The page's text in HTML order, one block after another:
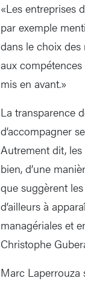
«Les entreprises
par exemple
dans le choix
aux
mis en avant.»
La transparence
d’accompagner
Autrement dit,
bien, d’une
que suggèrent
d’ailleurs à
managériales et
Christophe
Marc Laperrouza